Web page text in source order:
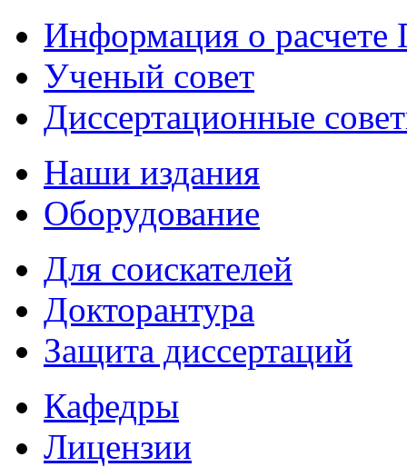
Информация о
Ученый совет
Диссертационные
Наши издания
Оборудование
Для соискателей
Докторантура
Защита диссертаций
Кафедры
Лицензии